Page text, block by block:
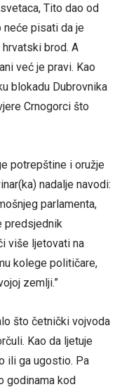
Tito dao od
neće pisati da je
brod. A
već je pravi. Kao
blokadu Dubrovnika
Crnogorci što
potrepštine i oružje
nadalje navodi:
parlamenta,
predsjednik
više ljetovati na
kolege političare,
zemlji.”
što četnički vojvoda
Kao da ljetuje
ili ga ugostio. Pa
godinama kod